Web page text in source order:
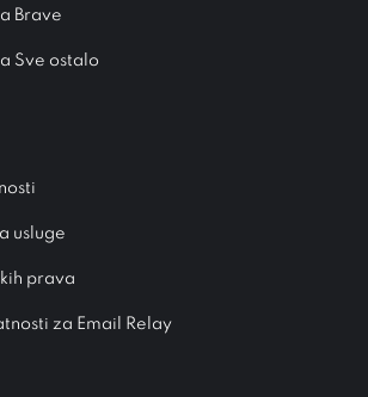
Brave
Sve ostalo
usluge
prava
za Email Relay